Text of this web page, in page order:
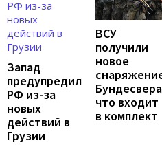
Запад
предупредил
РФ из-за
новых
действий в
Грузии
ВСУ
получили
новое
что входит
в комплект